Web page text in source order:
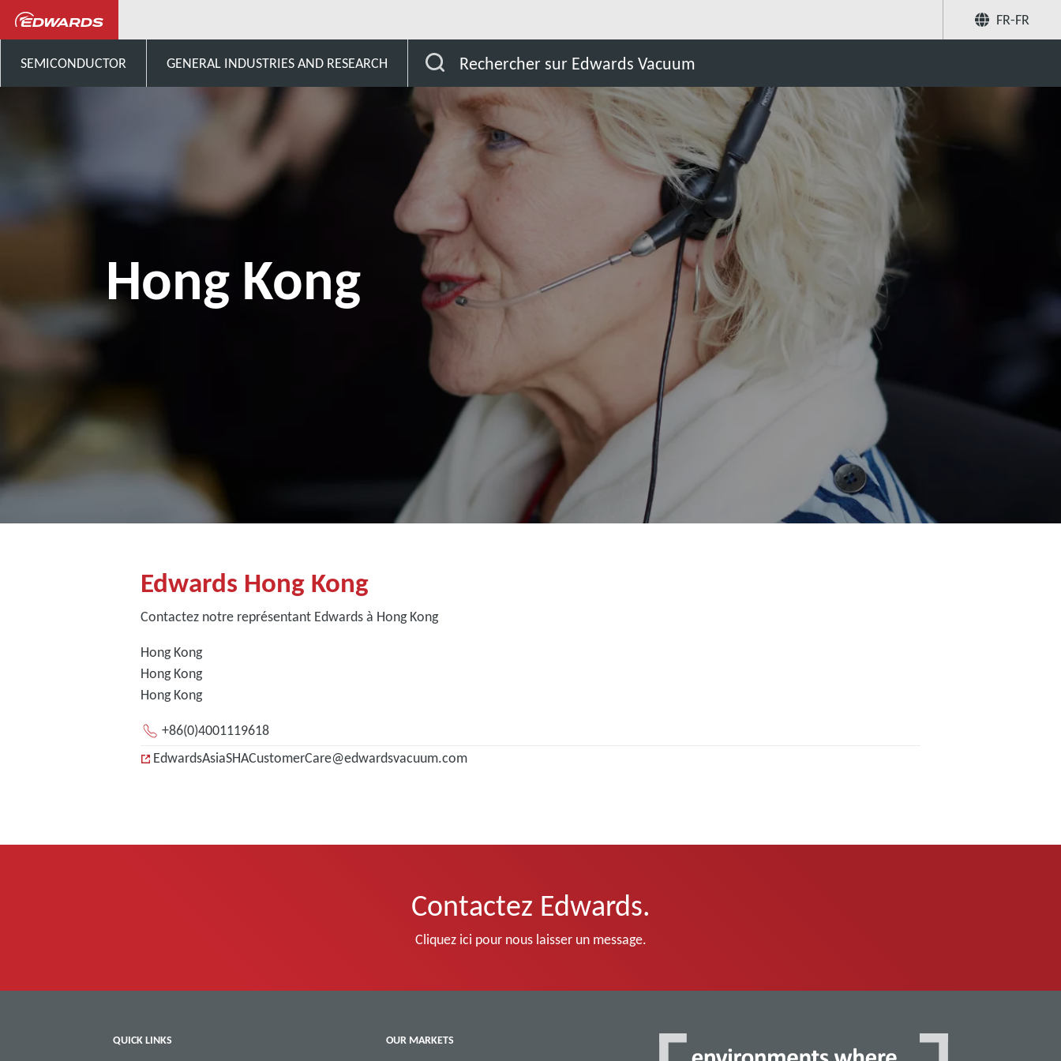
FR-FR
SEMICONDUCTOR GENERAL INDUSTRIES AND RESEARCH Rechercher sur Edwards Vacuum
Hong Kong
Edwards Hong Kong
Contactez notre représentant Edwards à Hong Kong
Hong Kong
Hong Kong
Hong Kong
+86(0)4001119618
EdwardsAsiaSHACustomerCare@edwardsvacuum.com
Contactez Edwards.
Cliquez ici pour nous laisser un message.
QUICK LINKS OUR MARKETS